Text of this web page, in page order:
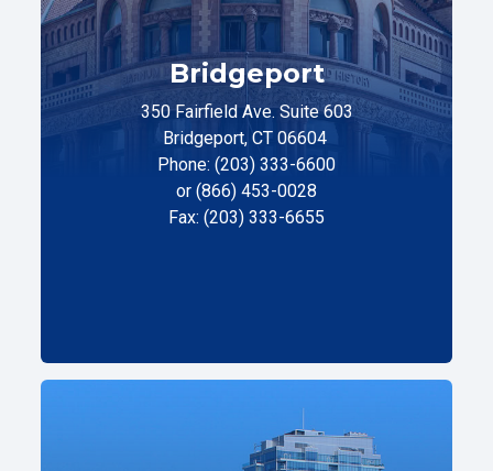
Bridgeport
350 Fairfield Ave. Suite 603
Bridgeport, CT 06604
Phone: (203) 333-6600
or (866) 453-0028
Fax: (203) 333-6655